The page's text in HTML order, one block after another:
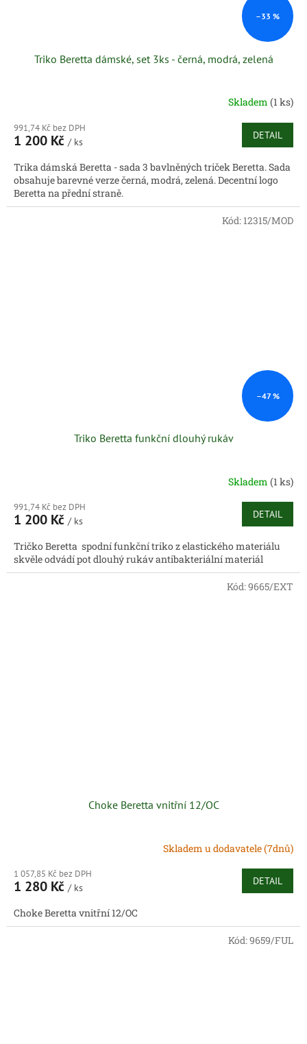
–33 %
Triko Beretta dámské, set 3ks - černá, modrá, zelená
Skladem (1 ks)
991,74 Kč bez DPH
1 200 Kč / ks
DETAIL
Trika dámská Beretta - sada 3 bavlněných triček Beretta. Sada
obsahuje barevné verze černá, modrá, zelená. Decentní logo
Beretta na přední straně.
–47 %
Triko Beretta funkční dlouhý rukáv
Skladem (1 ks)
991,74 Kč bez DPH
1 200 Kč / ks
DETAIL
Tričko Beretta spodní funkční triko z elastického materiálu
skvěle odvádí pot dlouhý rukáv antibakteriální materiál
Kód: 12315/MOD
Choke Beretta vnitřní 12/OC
Skladem u dodavatele (7dnů)
1 057,85 Kč bez DPH
1 280 Kč / ks
DETAIL
Choke Beretta vnitřní 12/OC
Kód:9665/EXT
Kód:9659/FUL